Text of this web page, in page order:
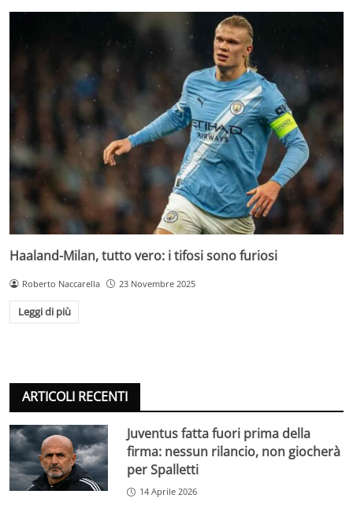
Haaland-Milan, tutto vero: i tifosi sono furiosi
Roberto Naccarella 23 Novembre 2025
Leggi di più
ARTICOLI RECENTI
Juventus fatta fuori prima della
firma: nessun rilancio, non giocherà
per Spalletti
14 Aprile 2026